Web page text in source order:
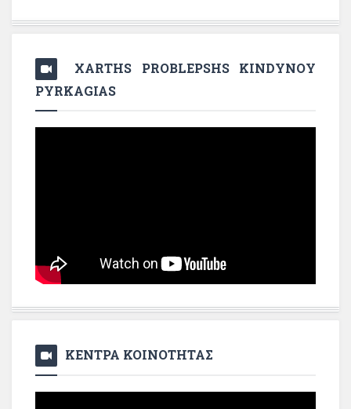
XARTHS PROBLEPSHS KINDYNOY
PYRKAGIAS
ΚΕΝΤΡΑ ΚΟΙΝΟΤΗΤΑΣ